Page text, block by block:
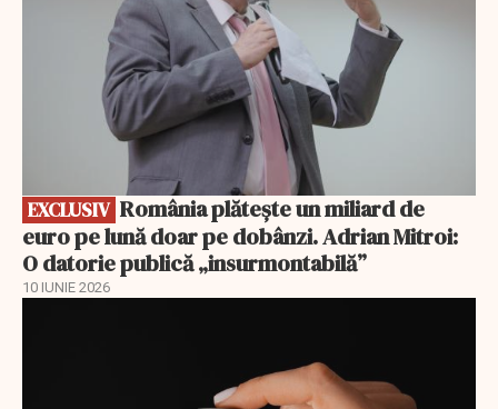
EXCLUSIV
euro pe lună doar pe dobânzi. Adrian Mitroi:
O datorie publică „insurmontabilă”
10 IUNIE 2026